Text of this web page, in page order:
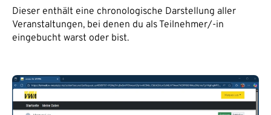
Dieser enthält eine chronologische Darstellung aller
Veranstaltungen, bei denen du als Teilnehmer/-in
eingebucht warst oder bist.